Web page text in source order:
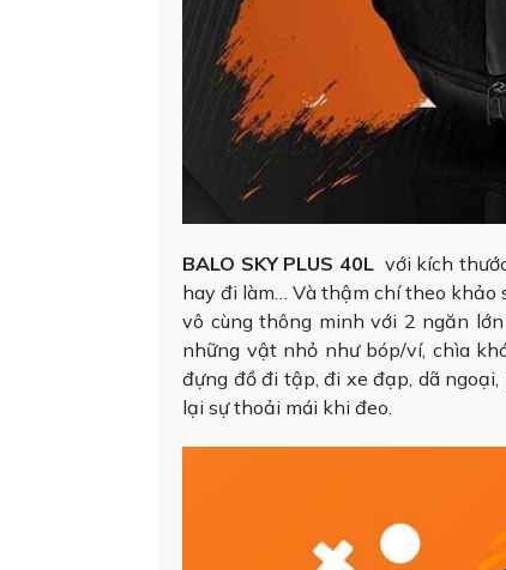
BALO SKY PLUS 40Lvới kích
hay đi làm… Và thậm chí theo khảo
vô cùng thông minh với 2 ngăn
những vật nhỏ như bóp/ví, chìa
đựng đồ đi tập, đi xe đạp, dã
lại sự thoải mái khi đeo.